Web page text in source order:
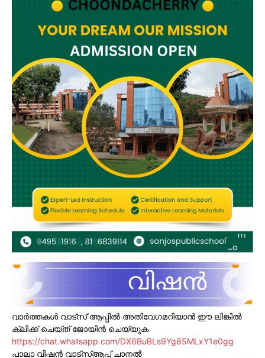
വാർത്തകൾ വാട്സ് ആപ്പിൽ അതിവേഗമറിയാൻ ഈ ലിങ്കിൽ
ക്ലിക്ക് ചെയ്ത് ജോയിൻ ചെയ്യുക
https://chat.whatsapp.com/DX6BuBLs9Yg85MLxY1e0gg
പാലാ വിഷൻ വാട്സ്ആപ്പ് ചാനൽ